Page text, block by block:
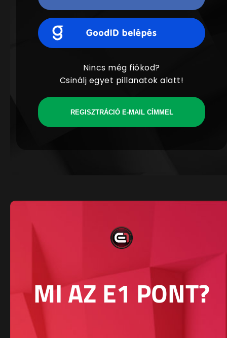
Nincs még fiókod?
Csinálj egyet pillanatok alatt!
REGISZTRÁCIÓ E-MAIL CÍMMEL
MI AZ E1 PONT?